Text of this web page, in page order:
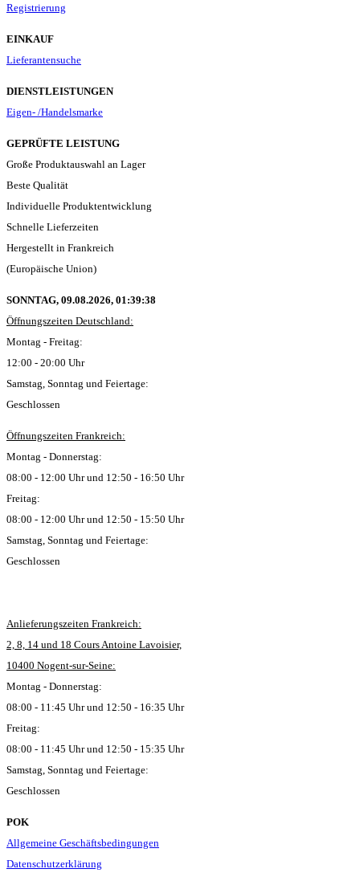
Registrierung
EINKAUF
Lieferantensuche
DIENSTLEISTUNGEN
Eigen- /Handelsmarke
GEPRÜFTE LEISTUNG
Große Produktauswahl an Lager
Beste Qualität
Individuelle Produktentwicklung
Schnelle Lieferzeiten
Hergestellt in Frankreich
(Europäische Union)
SONNTAG, 09.08.2026, 01:39:38
Öffnungszeiten Deutschland:
Montag - Freitag:
12:00 - 20:00 Uhr
Samstag, Sonntag und Feiertage:
Geschlossen
Öffnungszeiten Frankreich:
Montag - Donnerstag:
08:00 - 12:00 Uhr und 12:50 - 16:50 Uhr
Freitag:
08:00 - 12:00 Uhr und 12:50 - 15:50 Uhr
Samstag, Sonntag und Feiertage:
Geschlossen
Anlieferungszeiten Frankreich:
2, 8, 14 und 18 Cours Antoine Lavoisier,
10400 Nogent-sur-Seine:
Montag - Donnerstag:
08:00 - 11:45 Uhr und 12:50 - 16:35 Uhr
Freitag:
08:00 - 11:45 Uhr und 12:50 - 15:35 Uhr
Samstag, Sonntag und Feiertage:
Geschlossen
POK
Allgemeine Geschäftsbedingungen
Datenschutzerklärung